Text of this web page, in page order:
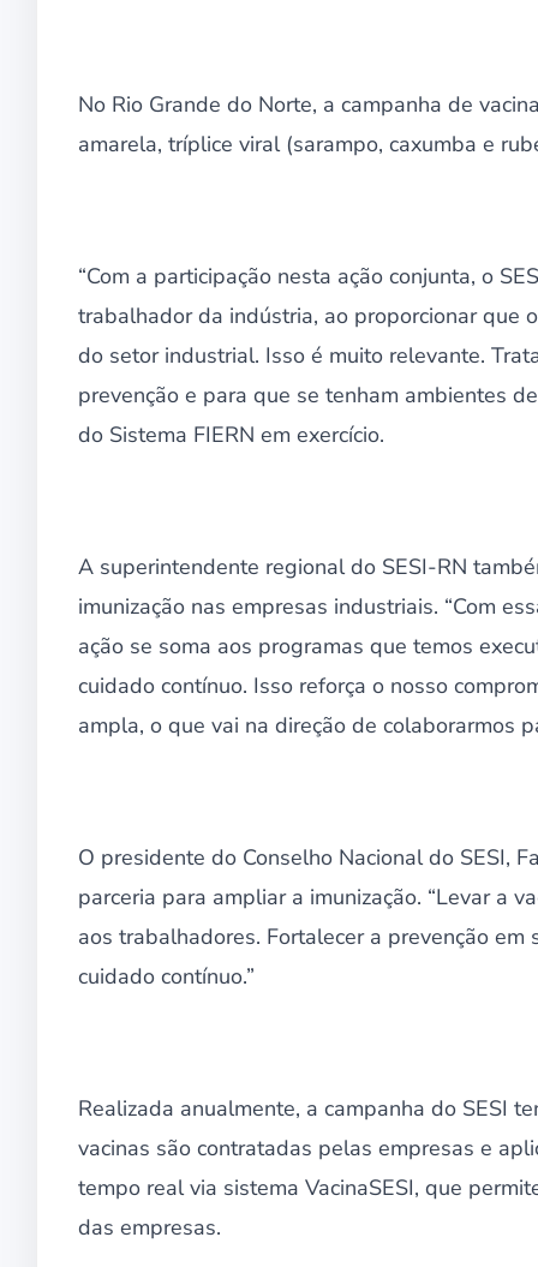
No Rio Grande do Norte, a campanha de
amarela, tríplice viral (sarampo, caxumba e
“Com a participação nesta ação conjunta, o
trabalhador da indústria, ao proporcionar que
do setor industrial. Isso é muito relevante.
prevenção e para que se tenham ambientes
do Sistema FIERN em exercício.
A superintendente regional do SESI-RN
imunização nas empresas industriais. “Com
ação se soma aos programas que temos
cuidado contínuo. Isso reforça o nosso
ampla, o que vai na direção de colaborarmos
O presidente do Conselho Nacional do SESI,
parceria para ampliar a imunização. “Levar a
aos trabalhadores. Fortalecer a prevenção
cuidado contínuo.”
Realizada anualmente, a campanha do SESI
vacinas são contratadas pelas empresas e
tempo real via sistema VacinaSESI, que
das empresas.